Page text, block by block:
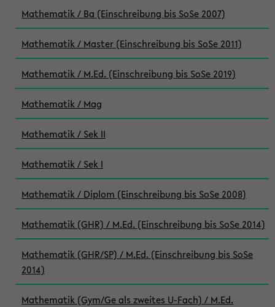
Mathematik / Ba (Einschreibung bis SoSe 2007)
Mathematik / Master (Einschreibung bis SoSe 2011)
Mathematik / M.Ed. (Einschreibung bis SoSe 2019)
Mathematik / Mag
Mathematik / Sek II
Mathematik / Sek I
Mathematik / Diplom (Einschreibung bis SoSe 2008)
Mathematik (GHR) / M.Ed. (Einschreibung bis SoSe 2014)
Mathematik (GHR/SP) / M.Ed. (Einschreibung bis SoSe
2014)
Mathematik (Gym/Ge als zweites U-Fach) / M.Ed.